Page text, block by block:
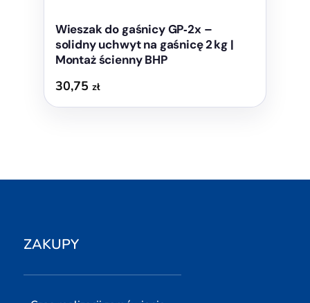
Wieszak do gaśnicy GP‑2x –
solidny uchwyt na gaśnicę 2 kg |
Montaż ścienny BHP
30,75 zł
ZAKUPY